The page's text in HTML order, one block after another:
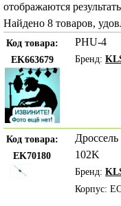
отображаются
Найдено 8 товаров,
Код товара:
EK663679
PHU-4
Бренд:
Код товара:
EK70180
102K
Бренд:
Корпус: